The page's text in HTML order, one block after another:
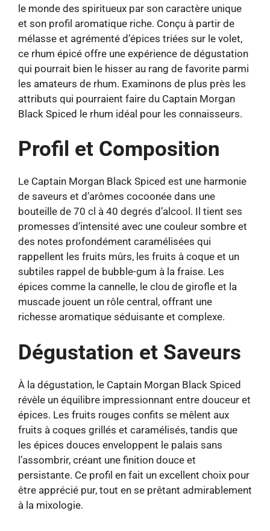
le monde des spiritueux par son caractère unique
et son profil aromatique riche. Conçu à partir de
mélasse et agrémenté d’épices triées sur le volet,
ce rhum épicé offre une expérience de dégustation
qui pourrait bien le hisser au rang de favorite parmi
les amateurs de rhum. Examinons de plus près les
attributs qui pourraient faire du Captain Morgan
Black Spiced le rhum idéal pour les connaisseurs.
Profil et Composition
Le Captain Morgan Black Spiced est une harmonie
de saveurs et d’arômes cocoonée dans une
bouteille de 70 cl à 40 degrés d’alcool. Il tient ses
promesses d’intensité avec une couleur sombre et
des notes profondément caramélisées qui
rappellent les fruits mûrs, les fruits à coque et un
subtiles rappel de bubble-gum à la fraise. Les
épices comme la cannelle, le clou de girofle et la
muscade jouent un rôle central, offrant une
richesse aromatique séduisante et complexe.
Dégustation et Saveurs
À la dégustation, le Captain Morgan Black Spiced
révèle un équilibre impressionnant entre douceur et
épices. Les fruits rouges confits se mêlent aux
fruits à coques grillés et caramélisés, tandis que
les épices douces enveloppent le palais sans
l’assombrir, créant une finition douce et
persistante. Ce profil en fait un excellent choix pour
être apprécié pur, tout en se prêtant admirablement
à la mixologie.